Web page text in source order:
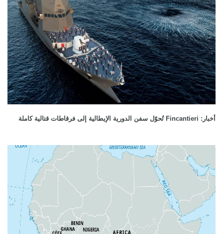
أخبار: Fincantieri تُحوّل سفن الدورية الإيطالية إلى فرقاطات قتالية كاملة